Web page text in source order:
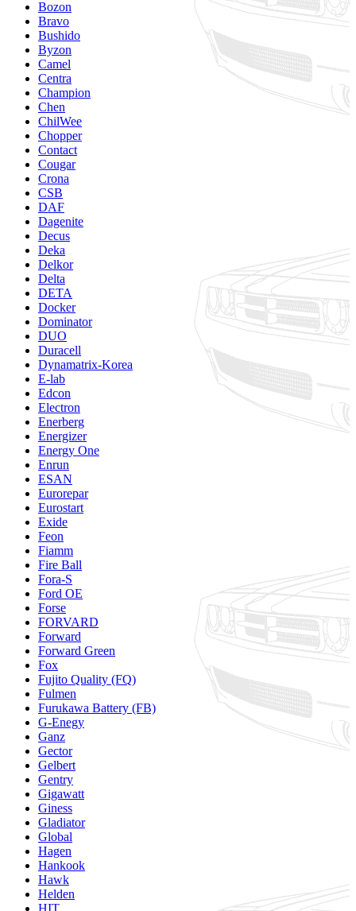
Bozon
Bravo
Bushido
Byzon
Camel
Centra
Champion
Chen
ChilWee
Chopper
Contact
Cougar
Crona
CSB
DAF
Dagenite
Decus
Deka
Delkor
Delta
DETA
Docker
Dominator
DUO
Duracell
Dynamatrix-Korea
E-lab
Edcon
Electron
Enerberg
Energizer
Energy One
Enrun
ESAN
Eurorepar
Eurostart
Exide
Feon
Fiamm
Fire Ball
Fora-S
Ford OE
Forse
FORVARD
Forward
Forward Green
Fox
Fujito Quality (FQ)
Fulmen
Furukawa Battery (FB)
G-Enegy
Ganz
Gector
Gelbert
Gentry
Gigawatt
Giness
Gladiator
Global
Hagen
Hankook
Hawk
Helden